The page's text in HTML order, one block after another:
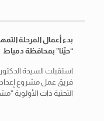
بدء أعمال المرحلة
“حيِّنا” بمحافظة دمياط
استقبلت السيدة
فريق عمل مشروع إعداد
التحتية ذات الأولوية